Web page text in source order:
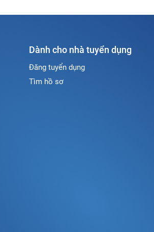
Dành cho nhà tuyển dụng
Đăng tuyển dụng
Tìm hồ sơ